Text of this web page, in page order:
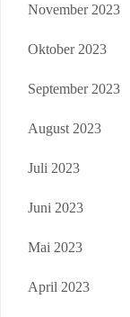
November 2023
Oktober 2023
September 2023
August 2023
Juli 2023
Juni 2023
Mai 2023
April 2023